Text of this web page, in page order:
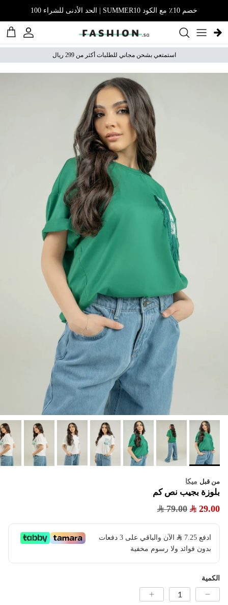
خصم 10٪ مع الكود SUMMER10 | الحد الأدنى للشراء 100
الحساب
استمتعي بشحن مجاني للطلبات أكثر من 299 ريال
من قبل ميكا
بلوزة بجيب نص كم
29.00
79.00
ادفع 7.25
​ الآن والباقي على 3 دفعات
بدون فوائد ولا رسوم مخفية
الكمية